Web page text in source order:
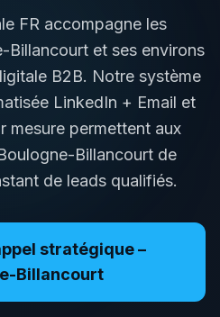
FR accompagne les
Billancourt et ses environs
B2B. Notre système
LinkedIn + Email et
mesure permettent aux
Billancourtde
de leads qualifiés.
stratégique –
Billancourt